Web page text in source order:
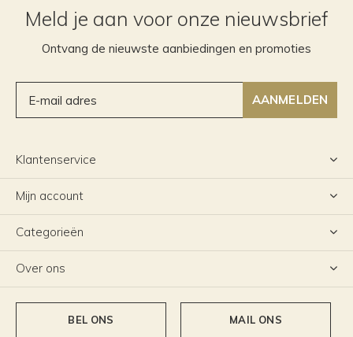
Meld je aan voor onze nieuwsbrief
Ontvang de nieuwste aanbiedingen en promoties
AANMELDEN
Klantenservice
Mijn account
Categorieën
Over ons
BEL ONS MAIL ONS